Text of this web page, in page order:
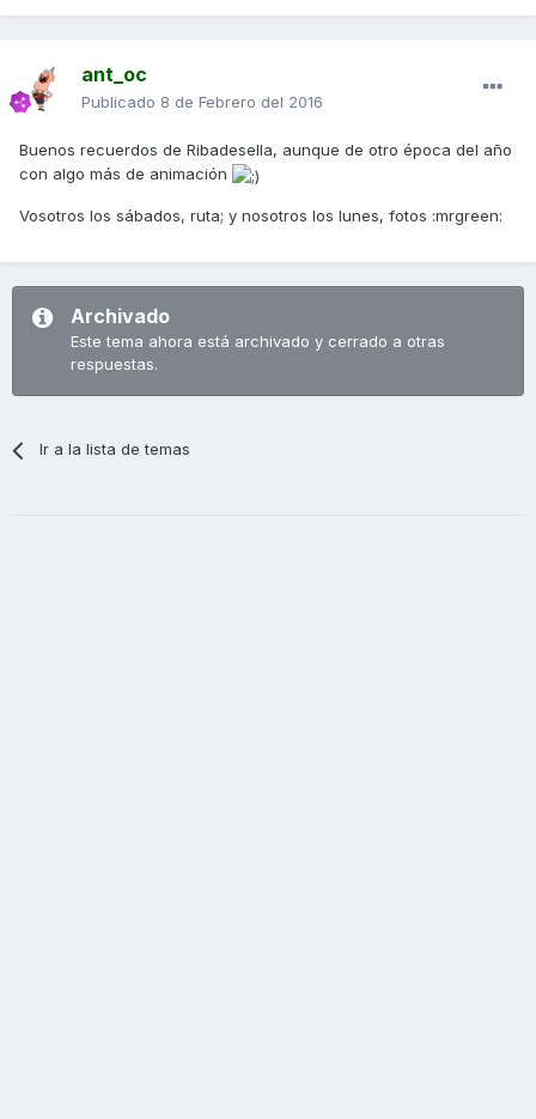
ant_oc
Publicado 8 de Febrero del 2016
Buenos recuerdos de Ribadesella, aunque de otro época del año
con algo más de animación
Vosotros los sábados, ruta; y nosotros los lunes, fotos :mrgreen:
Archivado
Este tema ahora está archivado y cerrado a otras
respuestas.
Ir a la lista de temas